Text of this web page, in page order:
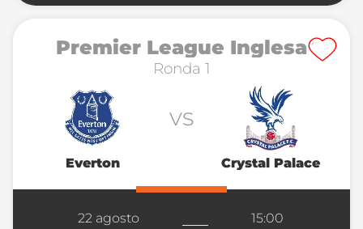
Premier League Inglesa
Ronda 1
Everton
vs
Crystal Palace
22 agosto 15:00